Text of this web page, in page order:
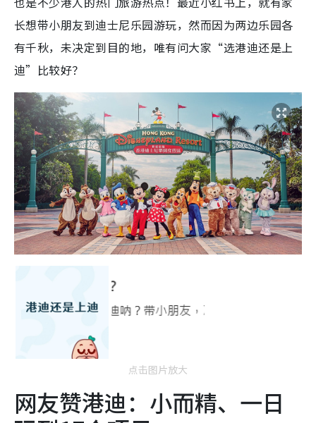
长想带小朋友到迪士尼乐园游玩，然而因为两边乐园各
有千秋，未决定到目的地，唯有问大家“选港迪还是上
迪”比较好？
点击图片放大
网友赞港迪：小而精、一日